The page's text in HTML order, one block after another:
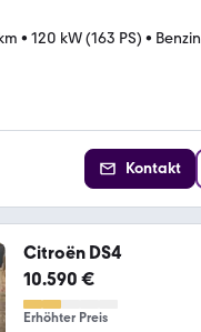
• 120 kW (163 PS) • Benzin
Kontakt
Citroën DS4
10.590 €
Erhöhter Preis